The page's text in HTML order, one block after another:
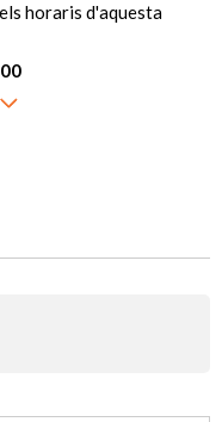
horaris d'aquesta